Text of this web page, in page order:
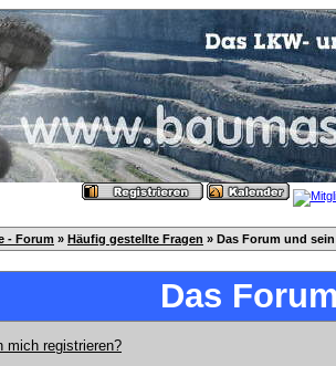
- Forum » Häufig gestellte Fragen » Das Forum und
Das
mich registrieren?